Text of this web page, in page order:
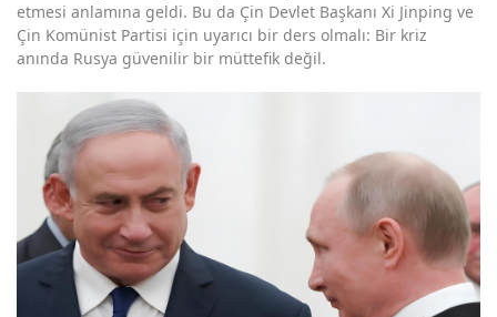
etmesi anlamına geldi. Bu da Çin Devlet Başkanı Xi Jinping ve
Çin Komünist Partisi için uyarıcı bir ders olmalı: Bir kriz
anında Rusya güvenilir bir müttefik değil.